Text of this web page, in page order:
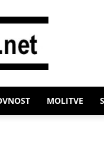
MOLITVE